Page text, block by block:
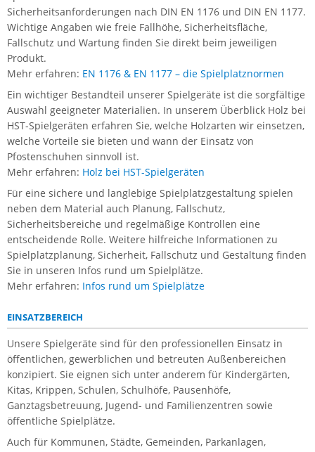
Sicherheitsanforderungen nach DIN EN 1176 und DIN EN 1177.
Wichtige Angaben wie freie Fallhöhe, Sicherheitsfläche,
Fallschutz und Wartung finden Sie direkt beim jeweiligen
Produkt.
Mehr erfahren: EN 1176 & EN 1177 – die Spielplatznormen
Ein wichtiger Bestandteil unserer Spielgeräte ist die sorgfältige
Auswahl geeigneter Materialien. In unserem Überblick Holz bei
HST-Spielgeräten erfahren Sie, welche Holzarten wir einsetzen,
welche Vorteile sie bieten und wann der Einsatz von
Pfostenschuhen sinnvoll ist.
Mehr erfahren: Holz bei HST-Spielgeräten
Für eine sichere und langlebige Spielplatzgestaltung spielen
neben dem Material auch Planung, Fallschutz,
Sicherheitsbereiche und regelmäßige Kontrollen eine
entscheidende Rolle. Weitere hilfreiche Informationen zu
Spielplatzplanung, Sicherheit, Fallschutz und Gestaltung finden
Sie in unseren Infos rund um Spielplätze.
Mehr erfahren: Infos rund um Spielplätze
EINSATZBEREICH
Unsere Spielgeräte sind für den professionellen Einsatz in
öffentlichen, gewerblichen und betreuten Außenbereichen
konzipiert. Sie eignen sich unter anderem für Kindergärten,
Kitas, Krippen, Schulen, Schulhöfe, Pausenhöfe,
Ganztagsbetreuung, Jugend- und Familienzentren sowie
öffentliche Spielplätze.
Auch für Kommunen, Städte, Gemeinden, Parkanlagen,